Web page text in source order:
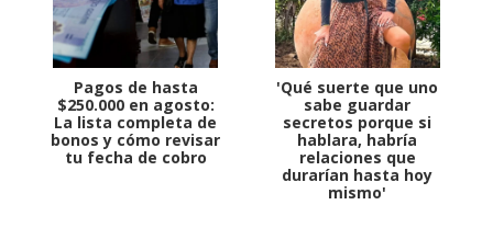
Pagos de hasta
$250.000 en agosto:
La lista completa de
bonos y cómo revisar
tu fecha de cobro
'Qué suerte que uno
sabe guardar
secretos porque si
hablara, habría
relaciones que
durarían hasta hoy
mismo'